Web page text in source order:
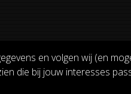
en volgen wij (en
die bij jouw interesses